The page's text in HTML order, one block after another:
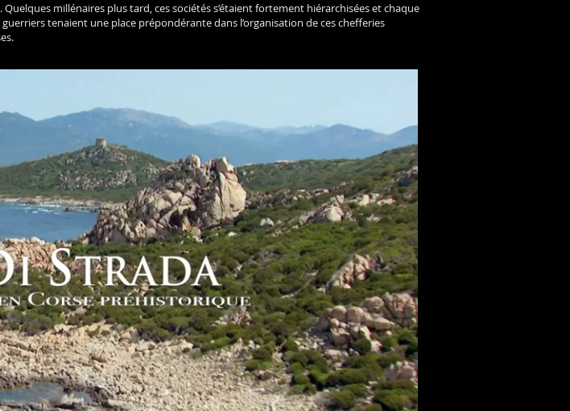
millénaires plus tard, ces sociétés s’étaient fortement hiérarchisées et chaque
tenaient une place prépondérante dans l’organisation de ces chefferies